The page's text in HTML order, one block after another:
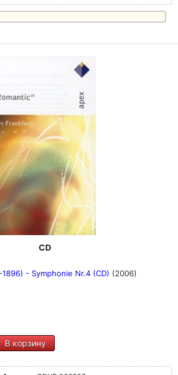
CD
- Symphonie Nr.4 (CD) (2006)
В корзину